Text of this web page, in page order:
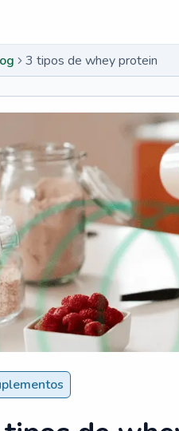
3 tipos de whey protein